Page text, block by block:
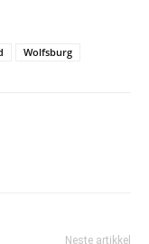
Wolfsburg
Neste artikkel